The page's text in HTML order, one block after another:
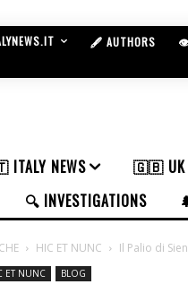
🖋️ AUTHORS 👁️
NEWS 🇬🇧 UK
🔍 INVESTIGATIONS
HIC ET NUNC Il Palio di
ET NUNC BLOG